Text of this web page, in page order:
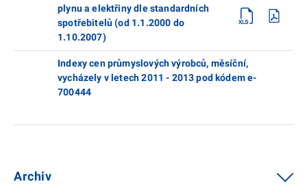
plynu a elektřiny dle standardních
spotřebitelů (od 1.1.2000 do
1.10.2007)
Indexy cen průmyslových výrobců, měsíční,
vycházely v letech 2011 - 2013 pod kódem e-
700444
Archiv